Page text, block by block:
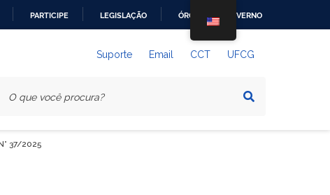
PARTICIPE LEGISLAÇÃO ÓRGÃOS DO GOVERNO
Suporte Email CCT UFCG
37/2025